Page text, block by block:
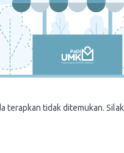
terapkan tidak ditemukan.